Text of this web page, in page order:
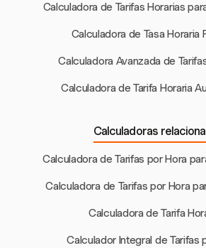
Calculadora de Tarifas Horarias
Calculadora de Tasa Horaria
Calculadora Avanzada de
Calculadora de Tarifa Horaria
Calculadoras
Calculadora de Tarifas por Hora
Calculadora de Tarifas por Hora
Calculadora de Tarifa
Calculador Integral de Tarifas